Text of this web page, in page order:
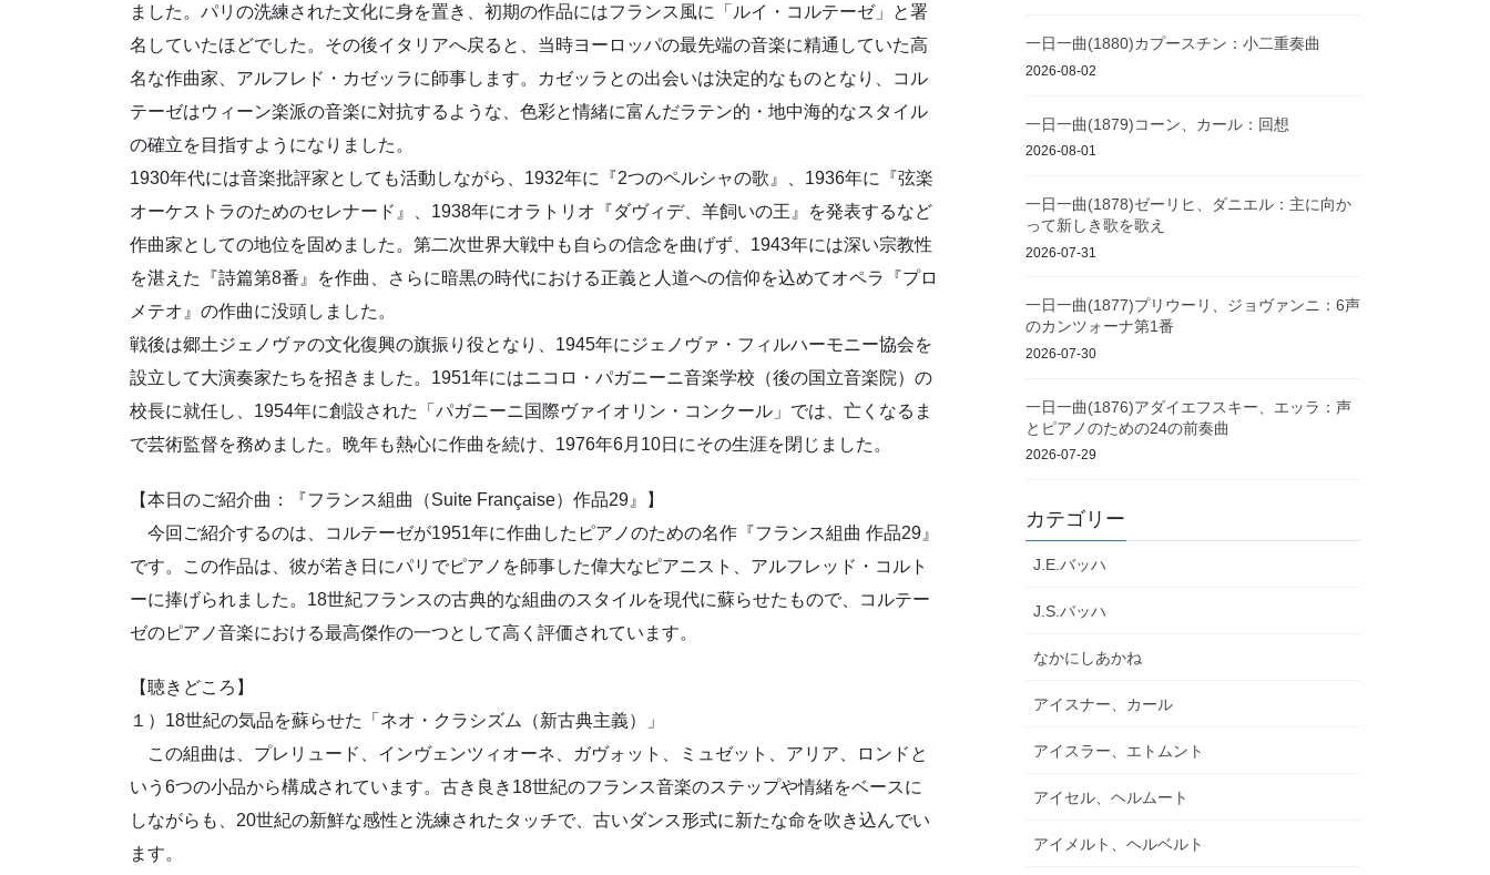
ました。パリの洗練された文化に身を置き、初期の作品にはフランス風に「ルイ・コルテーゼ」と署
名していたほどでした。その後イタリアへ戻ると、当時ヨーロッパの最先端の音楽に精通していた高
名な作曲家、アルフレド・カゼッラに師事します。カゼッラとの出会いは決定的なものとなり、コル
テーゼはウィーン楽派の音楽に対抗するような、色彩と情緒に富んだラテン的・地中海的なスタイル
の確立を目指すようになりました。
1930年代には音楽批評家としても活動しながら、1932年に『2つのペルシャの歌』、1936年に『弦楽
オーケストラのためのセレナード』、1938年にオラトリオ『ダヴィデ、羊飼いの王』を発表するなど
作曲家としての地位を固めました。第二次世界大戦中も自らの信念を曲げず、1943年には深い宗教性
を湛えた『詩篇第8番』を作曲、さらに暗黒の時代における正義と人道への信仰を込めてオペラ『プロ
メテオ』の作曲に没頭しました。
戦後は郷土ジェノヴァの文化復興の旗振り役となり、1945年にジェノヴァ・フィルハーモニー協会を
設立して大演奏家たちを招きました。1951年にはニコロ・パガニーニ音楽学校（後の国立音楽院）の
校長に就任し、1954年に創設された「パガニーニ国際ヴァイオリン・コンクール」では、亡くなるま
で芸術監督を務めました。晩年も熱心に作曲を続け、1976年6月10日にその生涯を閉じました。
【本日のご紹介曲：『フランス組曲（Suite Française）作品29』】
今回ご紹介するのは、コルテーゼが1951年に作曲したピアノのための名作『フランス組曲 作品29』
です。この作品は、彼が若き日にパリでピアノを師事した偉大なピアニスト、アルフレッド・コルト
ーに捧げられました。18世紀フランスの古典的な組曲のスタイルを現代に蘇らせたもので、コルテー
ゼのピアノ音楽における最高傑作の一つとして高く評価されています。
【聴きどころ】
１）18世紀の気品を蘇らせた「ネオ・クラシズム（新古典主義）」
この組曲は、プレリュード、インヴェンツィオーネ、ガヴォット、ミュゼット、アリア、ロンドと
いう6つの小品から構成されています。古き良き18世紀のフランス音楽のステップや情緒をベースに
しながらも、20世紀の新鮮な感性と洗練されたタッチで、古いダンス形式に新たな命を吹き込んでい
ます。
一日一曲(1880)カプースチン：小二重奏曲
2026-08-02
一日一曲(1879)コーン、カール：回想
2026-08-01
一日一曲(1878)ゼーリヒ、ダニエル：主に向か
って新しき歌を歌え
2026-07-31
一日一曲(1877)プリウーリ、ジョヴァンニ：6声
のカンツォーナ第1番
2026-07-30
一日一曲(1876)アダイエフスキー、エッラ：声
とピアノのための24の前奏曲
2026-07-29
カテゴリー
J.E.バッハ
J.S.バッハ
なかにしあかね
アイスナー、カール
アイスラー、エトムント
アイセル、ヘルムート
アイメルト、ヘルベルト